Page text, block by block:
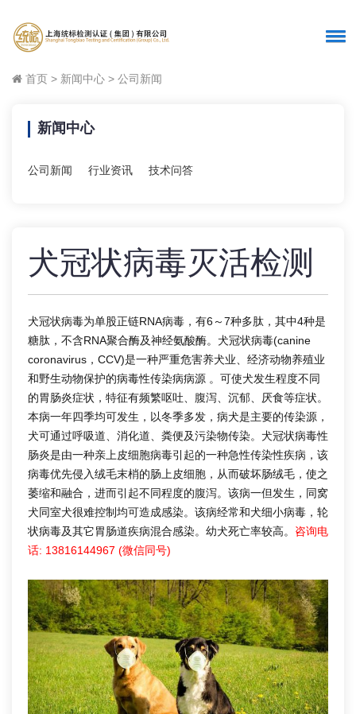
首页 > 新闻中心 > 公司新闻
新闻中心
公司新闻 行业资讯 技术问答
犬冠状病毒灭活检测
犬冠状病毒为单股正链RNA病毒，有6～7种多肽，其中4种是
糖肽，不含RNA聚合酶及神经氨酸酶。犬冠状病毒(canine
coronavirus，CCV)是一种严重危害养犬业、经济动物养殖业
和野生动物保护的病毒性传染病病源 。可使犬发生程度不同
的胃肠炎症状，特征有频繁呕吐、腹泻、沉郁、厌食等症状。
本病一年四季均可发生，以冬季多发，病犬是主要的传染源，
犬可通过呼吸道、消化道、粪便及污染物传染。犬冠状病毒性
肠炎是由一种亲上皮细胞病毒引起的一种急性传染性疾病，该
病毒优先侵入绒毛末梢的肠上皮细胞，从而破坏肠绒毛，使之
萎缩和融合，进而引起不同程度的腹泻。该病一但发生，同窝
犬同室犬很难控制均可造成感染。该病经常和犬细小病毒，轮
状病毒及其它胃肠道疾病混合感染。幼犬死亡率较高。 咨询电
话: 13816144967 (微信同号)